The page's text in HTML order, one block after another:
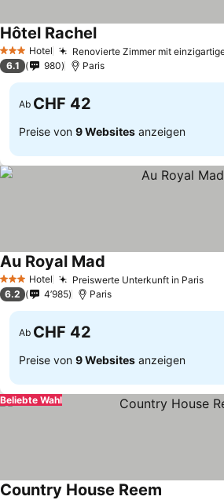
3 SterneHotel Renovierte Zimmer mit
Hôtel RachelPreise sehen
6.1 980 Paris
Ab CHF 42
Preise von 9 Websites anzeigen
3 SterneHotel Preiswerte Unterkunft in Paris
Au Royal Mad
6.2 4’985 Paris
Ab CHF 42
Preise von 9 Websites anzeigen
Beliebte Wahl
Country House Reem